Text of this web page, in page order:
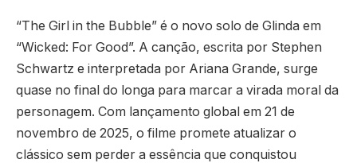
“The Girl in the Bubble” é o novo solo de Glinda em
“Wicked: For Good”. A canção, escrita por Stephen
Schwartz e interpretada por Ariana Grande, surge
quase no final do longa para marcar a virada moral da
personagem. Com lançamento global em 21 de
novembro de 2025, o filme promete atualizar o
clássico sem perder a essência que conquistou